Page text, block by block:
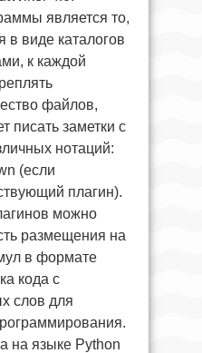
является то,
в виде каталогов
к каждой
файлов,
писать заметки с
нотаций:
(если
плагин).
можно
размещения на
в формате
кода с
слов для
на языке Python